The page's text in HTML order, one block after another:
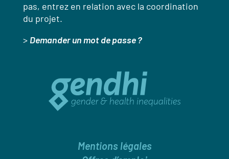
pas, entrez en relation avec la coordination
du projet.
> Demander un mot de passe ?
Mentions légales